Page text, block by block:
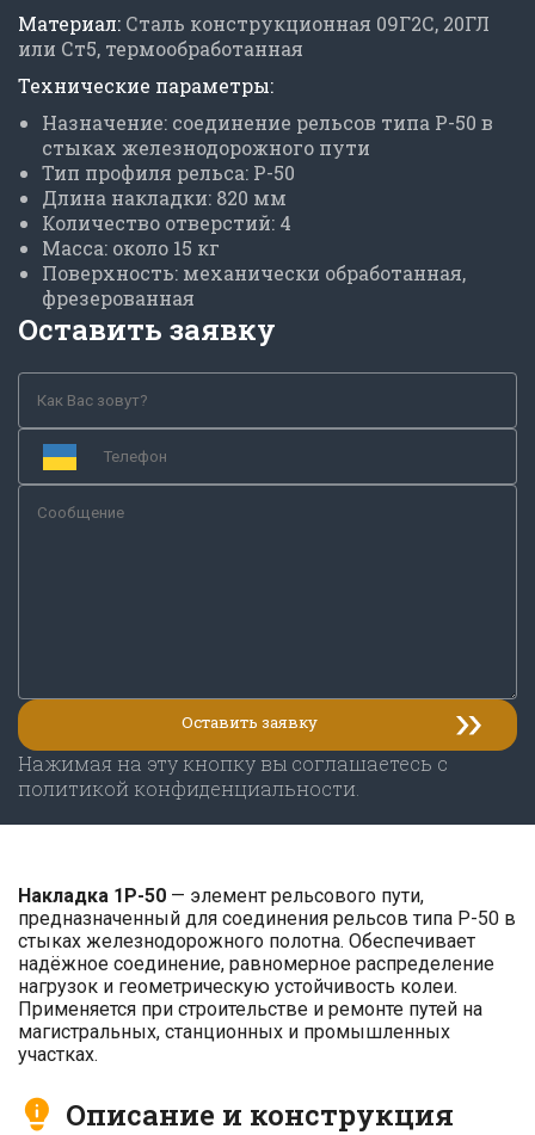
Материал: Сталь конструкционная 09Г2С, 20ГЛ
или Ст5, термообработанная
Технические параметры:
Назначение: соединение рельсов типа Р-50 в
стыках железнодорожного пути
Тип профиля рельса: Р-50
Длина накладки: 820 мм
Количество отверстий: 4
Масса: около 15 кг
Поверхность: механически обработанная,
фрезерованная
Оставить заявку
Нажимая на эту кнопку вы соглашаетесь с
политикой конфиденциальности.
Накладка 1Р-50 — элемент рельсового пути,
предназначенный для соединения рельсов типа Р-50 в
стыках железнодорожного полотна. Обеспечивает
надёжное соединение, равномерное распределение
нагрузок и геометрическую устойчивость колеи.
Применяется при строительстве и ремонте путей на
магистральных, станционных и промышленных
участках.
Описание и конструкция